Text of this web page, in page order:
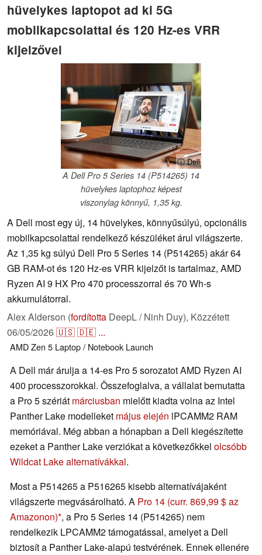
hüvelykes laptopot ad ki 5G
mobilkapcsolattal és 120 Hz-es VRR
kijelzővel
ⓘ Dell
A Dell Pro 5 Series 14 (P514265) 14
hüvelykes laptophoz képest
viszonylag könnyű, 1,35 kg.
A Dell most egy új, 14 hüvelykes, könnyűsúlyú, opcionális
mobilkapcsolattal rendelkező készüléket árul világszerte.
Az 1,35 kg súlyú Dell Pro 5 Series 14 (P514265) akár 64
GB RAM-ot és 120 Hz-es VRR kijelzőt is tartalmaz, AMD
Ryzen AI 9 HX Pro 470 processzorral és 70 Wh-s
akkumulátorral.
Alex Alderson (fordította DeepL / Ninh Duy), Közzétett
06/05/2026🇺🇸🇩🇪 ...
AMDZen 5 Laptop / Notebook Launch
A Dell már árulja a 14-es Pro 5 sorozatot AMD Ryzen AI
400 processzorokkal. Összefoglalva, a vállalat bemutatta
a Pro 5 szériát márciusban mielőtt kiadta volna az Intel
Panther Lake modelleket május elején lPCAMM2 RAM
memóriával. Még abban a hónapban a Dell kiegészítette
ezeket a Panther Lake verziókat a következőkkel olcsóbb
Wildcat Lake alternatívákkal.
Most a P514265 a P516265 kisebb alternatívájaként
világszerte megvásárolható. A Pro 14 (curr. 869,99 $ az
Amazonon) , a Pro 5 Series 14 (P514265) nem
rendelkezik LPCAMM2 támogatással, amelyet a Dell
biztosít a Panther Lake-alapú testvérének. Ennek ellenére